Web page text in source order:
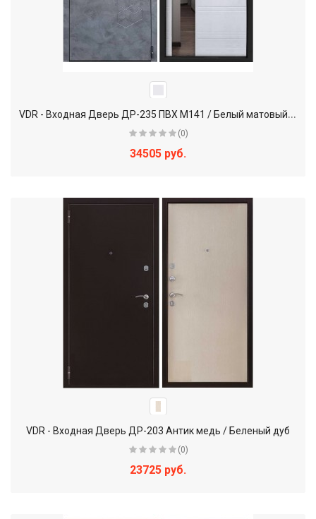
V
DR - Входная Дверь ДР-235 ПВХ М141 / Белый матовый + Зеркало
(0)
34505 руб.
VDR - Входная Дверь ДР-203 Антик медь / Беленый дуб
(0)
23725 руб.